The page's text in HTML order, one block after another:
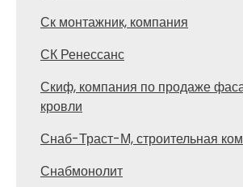
Ск монтажник, компания
СК Ренессанс
Скиф, компания по продаже
кровли
Снаб-Траст-М, строительная
Снабмонолит